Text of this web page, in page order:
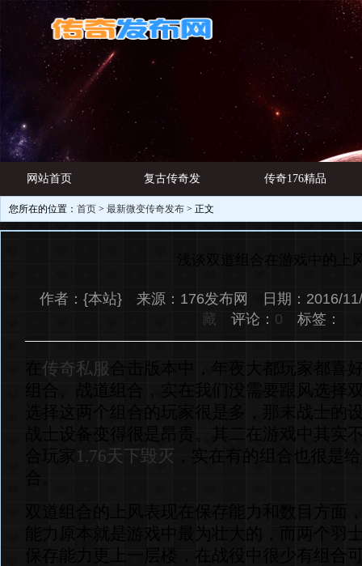
网站首页 复古传奇发
布网
传奇176精品
游戏资讯
您所在的位置： 首页 > 最新微变传奇发布 > 正文
浅谈双道组合在游戏中的上
作者：{本站} 来源：176发布网 日期：
藏 评论： 0 标签：
传奇私服
合击版本中，年夜大都玩家都喜
组合、战道组合，实在我们没需要跟风选择
选择这两个组合的玩家很是多，那末战士的
战士设备变得很是昂贵。其二在游戏中其实
合玩家1.76天下毁灭 ，实在有的组合也很是
双道组合的上风表现在保存能力和数目方面
能力原本就是游戏中最为壮大的，而两个羽
保存能力更上一层楼，在战役中很少有组合